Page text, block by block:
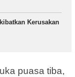
Kerusakan
puasa tiba,